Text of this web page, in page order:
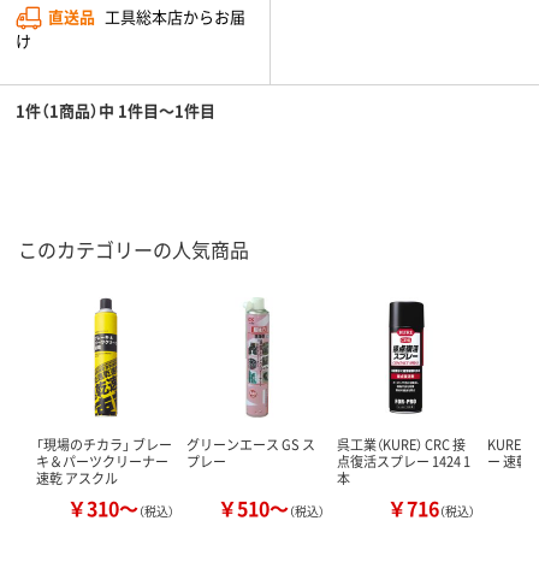
直送品 工具総本店からお届
け
1件（1商品）中 1件目～1件目
このカテゴリーの人気商品
「現場のチカラ」 ブレー
キ＆パーツクリーナー
速乾 アスクル
￥310～（税込）
グリーンエース GS ス
プレー
￥510～（税込）
呉工業（KURE） CRC 接
点復活スプレー 1424 1
本
￥716（税込）
KURE
ー 速乾